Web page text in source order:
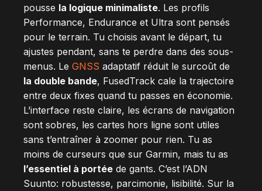
pousse la logique minimaliste. Les profils
Performance, Endurance et Ultra sont pensés
pour le terrain. Tu choisis avant le départ, tu
ajustes pendant, sans te perdre dans des sous-
menus. Le GNSS adaptatif réduit le surcoût de
la double bande, FusedTrack cale la trajectoire
entre deux fixes quand tu passes en économie.
L’interface reste claire, les écrans de navigation
sont sobres, les cartes hors ligne sont utiles
sans t’entraîner à zoomer pour rien. Tu as
moins de curseurs que sur Garmin, mais tu as
l’essentiel à portée de gants. C’est l’ADN
Suunto: robustesse, parcimonie, lisibilité. Sur la